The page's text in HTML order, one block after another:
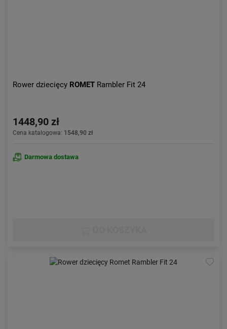
Rower dziecięcy ROMET Rambler Fit 24
1448,90 zł
Cena katalogowa: 1548,90 zł
Darmowa dostawa